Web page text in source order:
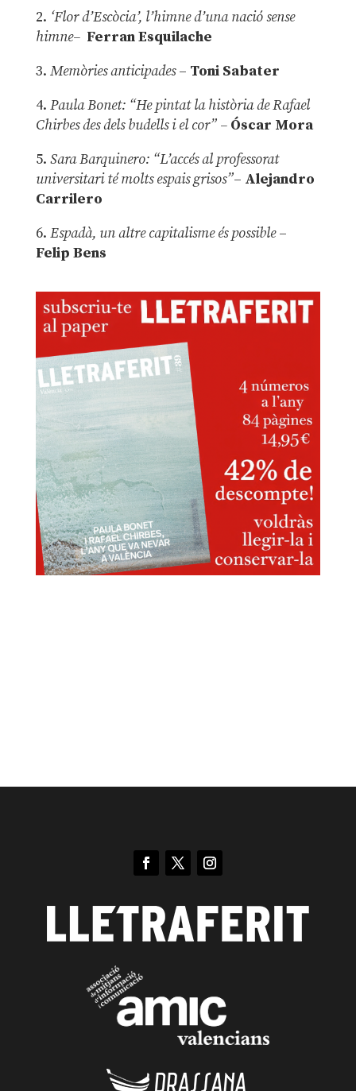
2. ‘Flor d’Escòcia’, l’himne d’una nació sense
himne– Ferran Esquilache
3. Memòries anticipades– Toni Sabater
4. Paula Bonet: “He pintat la història de Rafael
Chirbes des dels budells i el cor” –Óscar Mora
5. Sara Barquinero: “L’accés al professorat
universitari té molts espais grisos”– Alejandro
Carrilero
6. Espadà, un altre capitalisme és possible –
Felip Bens